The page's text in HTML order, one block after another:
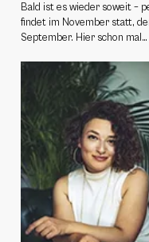
Bald ist es wieder soweit –
findet im November statt,
September. Hier schon mal…